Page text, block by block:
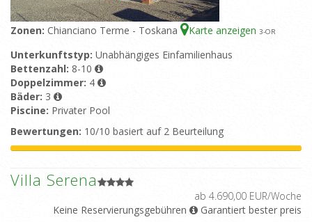
Zonen: Chianciano Terme - Toskana Karte anzeigen 3-OR
Unterkunftstyp: Unabhängiges Einfamilienhaus
Bettenzahl: 8-10
Doppelzimmer: 4
Bäder: 3
Piscine: Privater Pool
Bewertungen: 10/10 basiert auf 2 Beurteilung
Villa Serena
ab 4.690,00 EUR/Woche
Keine Reservierungsgebühren
Garantiert bester preis